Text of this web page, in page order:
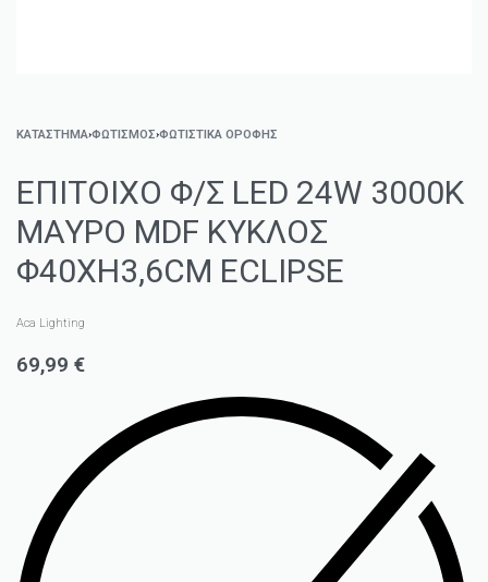
ΚΑΤΑΣΤΗΜΑ›ΦΩΤΙΣΜΌΣ›ΦΩΤΙΣΤΙΚΆ ΟΡΟΦΉΣ
ΕΠΙΤΟΙΧΟ Φ/Σ LED 24W 3000Κ
ΜΑΥΡΟ MDF ΚΥΚΛΟΣ
Φ40ΧΗ3,6CM ECLIPSE
Aca Lighting
69,99 €